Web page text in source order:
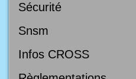
Sécurité
Snsm
Infos CROSS